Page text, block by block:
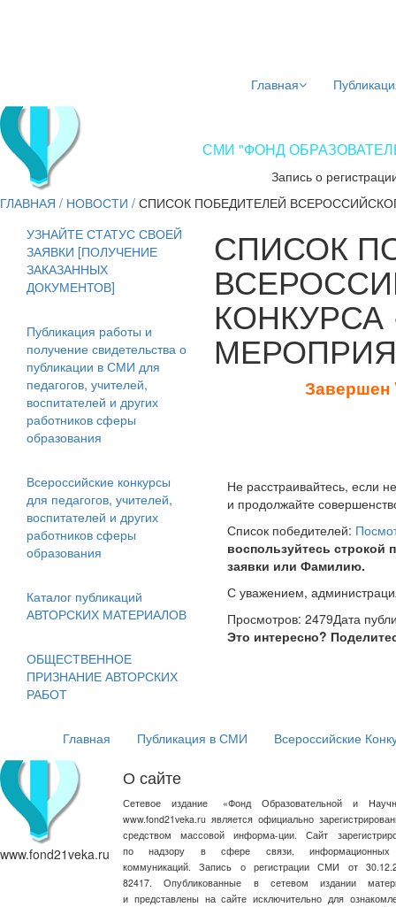
Главная
СМИ "ФОНД
Запись о
ГЛАВНАЯ / НОВОСТИ / СПИСОК ПОБЕДИТЕЛЕЙ
УЗНАЙТЕ СТАТУС СВОЕЙ
ЗАЯВКИ [ПОЛУЧЕНИЕ
ЗАКАЗАННЫХ
ДОКУМЕНТОВ]
Публикация работы и
получение свидетельства о
публикации в СМИ для
педагогов, учителей,
воспитателей и других
работников сферы
образования
Всероссийские конкурсы
для педагогов, учителей,
воспитателей и других
работников сферы
образования
Каталог публикаций
АВТОРСКИХ МАТЕРИАЛОВ
ОБЩЕСТВЕННОЕ
ПРИЗНАНИЕ АВТОРСКИХ
РАБОТ
СПИСОК
Завершен
Не расстраивайтесь, если
и продолжайте
Список победителей:
воспользуйтесь строкой
заявки или Фамилию.
С уважением, администрац
Просмотров: 2479Дата
Это интересно?
Главная Публикация в СМИ Всероссийские
www.fond21veka.ru
О сайте
Сетевое издание «Фонд Образовательной и
www.fond21veka.ru является официально
средством массовой информа-ции. Сайт
по надзору в сфере связи, информационных
коммуникаций. Запись о регистрации СМИ от
82417. Опубликованные в сетевом издании
и представлены на сайте исключительно для